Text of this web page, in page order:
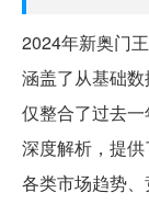
2024年新奥门
涵盖了从基础
仅整合了过去
深度解析，提
各类市场趋势